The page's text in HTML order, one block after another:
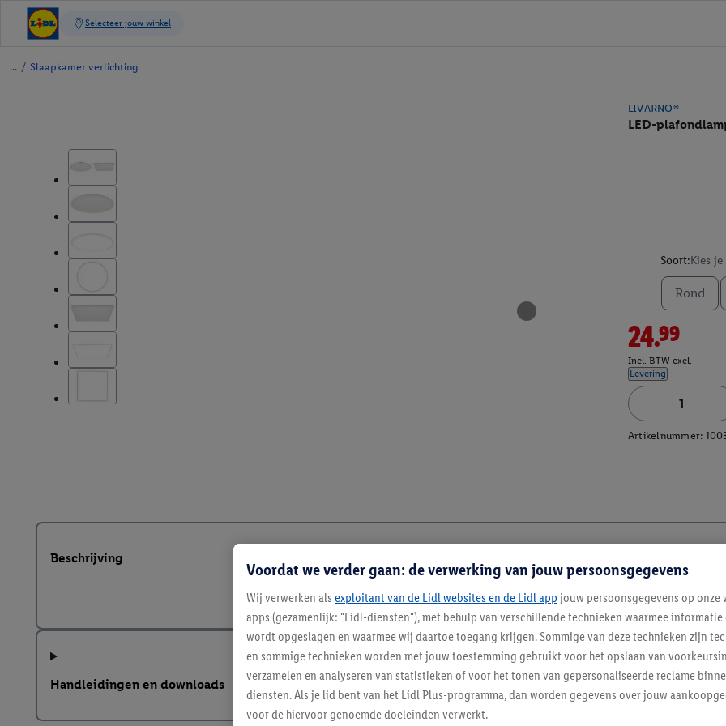
/ Slaapkamer verlichting
LIVARNO®
LED-
Soort:Kies
Rond
24.99
Incl. BTW excl.
Levering
Artikelnummer:
Beschrijving
Handleidingen en downloads
Voordat we verder gaan: de verwerking van jouw persoonsgegevens
Wij verwerken als exploitant van de Lidl websites en de Lidl app jouw persoonsgegevens op onze
apps (gezamenlijk: "Lidl-diensten"), met behulp van verschillende technieken waarmee
wordt opgeslagen en waarmee wij daartoe toegang krijgen. Sommige van deze technieken zijn
en sommige technieken worden met jouw toestemming gebruikt voor het opslaan van
verzamelen en analyseren van statistieken of voor het tonen van gepersonaliseerde reclame
diensten. Als je lid bent van het Lidl Plus-programma, dan worden gegevens over jouw
voor de hiervoor genoemde doeleinden verwerkt.